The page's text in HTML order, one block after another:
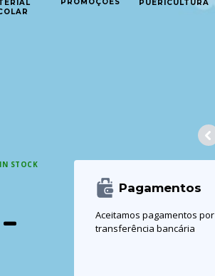
PROMOÇÕES PUERICULTURA
IN STOCK
Pagamentos
Aceitamos pagamentos por
transferência bancária